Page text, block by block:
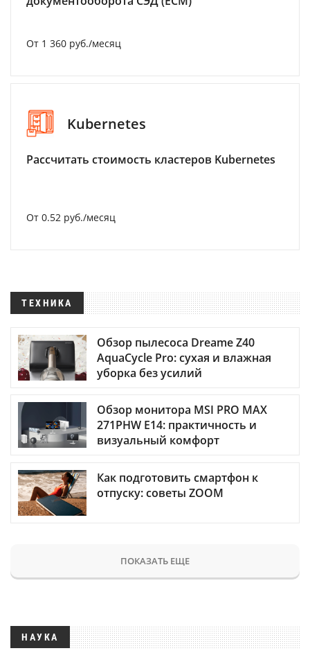
От 1 360 руб./месяц
Kubernetes
Рассчитать стоимость кластеров Kubernetes
От 0.52 руб./месяц
ТЕХНИКА
Обзор пылесоса Dreame Z40
AquaCycle Pro: сухая и влажная
уборка без усилий
Обзор монитора MSI PRO MAX
271PHW E14: практичность и
визуальный комфорт
Как подготовить смартфон к
отпуску: советы ZOOM
ПОКАЗАТЬ ЕЩЕ
НАУКА